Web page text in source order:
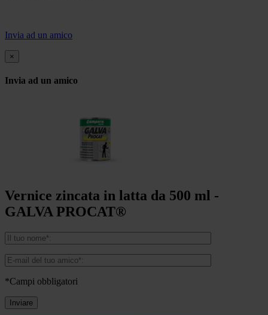
Invia ad un amico
×
Invia ad un amico
Vernice zincata in latta da 500 ml -
GALVA PROCAT®
*Campi obbligatori